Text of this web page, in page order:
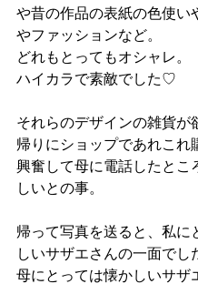
や昔の作品の表紙の色使い
やファッションなど。
どれもとってもオシャレ。
ハイカラで素敵でした♡
それらのデザインの雑貨が
帰りにショップであれこれ
興奮して母に電話したとこ
しいとの事。
帰って写真を送ると、私に
しいサザエさんの一面でし
母にとっては懐かしいサザ